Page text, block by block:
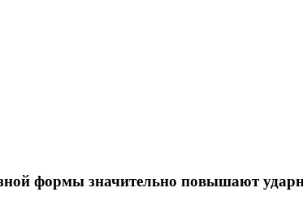
формы значительно повышают